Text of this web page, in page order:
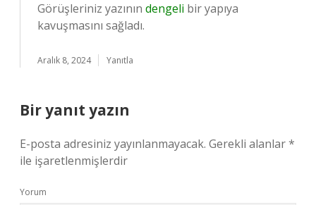
Görüşleriniz yazının dengeli bir yapıya
kavuşmasını sağladı.
Aralık 8, 2024 Yanıtla
Bir yanıt yazın
E-posta adresiniz yayınlanmayacak. Gerekli alanlar*
ile işaretlenmişlerdir
Yorum